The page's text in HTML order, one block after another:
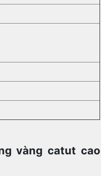
vàng catut cao